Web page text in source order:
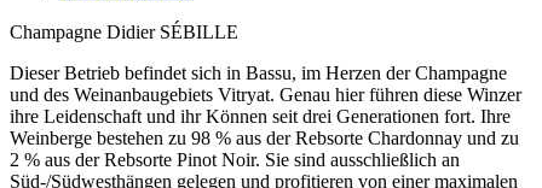
Champagne Didier SÉBILLE
Dieser Betrieb befindet sich in Bassu, im Herzen der Champagne
und des Weinanbaugebiets Vitryat. Genau hier führen diese Winzer
ihre Leidenschaft und ihr Können seit drei Generationen fort. Ihre
Weinberge bestehen zu 98 % aus der Rebsorte Chardonnay und zu
2 % aus der Rebsorte Pinot Noir. Sie sind ausschließlich an
Süd-/Südwesthängen gelegen und profitieren von einer maximalen